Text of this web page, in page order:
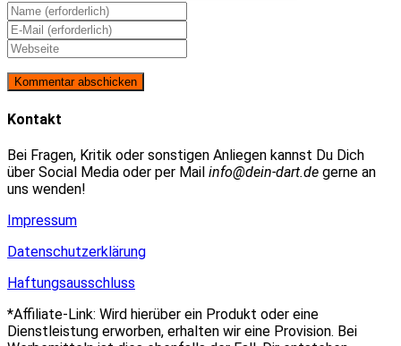
Gib
deinen
Namen
oder
Benutzernamen
zum
Kommentieren
ein
Gib
deine
E-
Mail-
Adresse
zum
ein
Gib
Website-
ein
Kontakt
Bei Fragen, Kritik oder sonstigen Anliegen kannst Du Dich
über Social Media oder per Mail info@dein-dart.de gerne an
uns wenden!
Impressum
Datenschutzerklärung
Haftungsausschluss
*Affiliate-Link: Wird hierüber ein Produkt oder eine
Dienstleistung erworben, erhalten wir eine Provision. Bei